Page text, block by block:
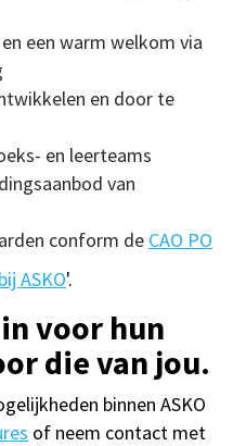
een warm welkom via
en door te
en leerteams
van
conform de CAO PO
ASKO'.
voor hun
die van jou.
binnen ASKO
of neem contact met